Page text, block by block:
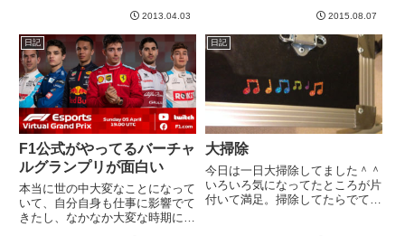
てしまいました。すいません^^;
前回の続きです。今回は録音した
サンプルをせっかくなので出した
いと思います。自宅でアンプ前
に...
2013.04.03
⭐︎ をキャノッサさんに抱っこし
てもらいたいところでした
が。。。 -----
2015.08.07
日記
F1公式がやってるバーチャ
ルグランプリが面白い
本当に世の中大変なことになって
いて、自分自身も仕事に影響でて
きたし、なかなか大変な時期にな
日記
大掃除
今日は一日大掃除してました＾＾
いろいろ気になってたところが片
付いて満足。掃除してたらでてき